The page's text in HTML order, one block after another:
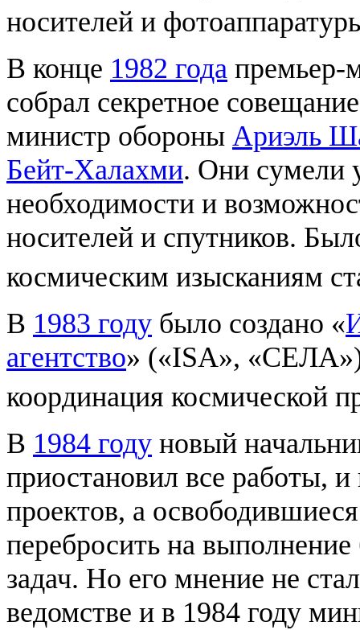
носителей и
В конце 1982 года премьер-
собрал секретное
министр обороны Ариэль
Бейт-Халахми. Они сумели
необходимости и
носителей и спутников.
космическим изысканиям
В 1983 году было создано «
агентство» («ISA»,
координация космической
В 1984 году новый
приостановил все работы, и
проектов, а
перебросить на
задач. Но его мнение не
ведомстве и в 1984 году